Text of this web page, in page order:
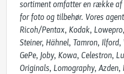
sortiment omfatter en række af
for foto og tilbehør. Vores
Ricoh/Pentax, Kodak,
Steiner, Hähnel, Tamron,
GePe, Joby, Kowa, Celestron,
Originals, Lomography,